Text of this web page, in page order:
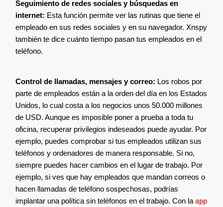
Seguimiento de redes sociales y búsquedas en
internet: Esta función permite ver las rutinas que tiene el
empleado en sus redes sociales y en su navegador. Xnspy
también te dice cuánto tiempo pasan tus empleados en el
teléfono.
Control de llamadas, mensajes y correo: Los robos por
parte de empleados están a la orden del día en los Estados
Unidos, lo cual costa a los negocios unos 50.000 millones
de USD. Aunque es imposible poner a prueba a toda tu
oficina, recuperar privilegios indeseados puede ayudar. Por
ejemplo, puedes comprobar si tus empleados utilizan sus
teléfonos y ordenadores de manera responsable. Si no,
siempre puedes hacer cambios en el lugar de trabajo. Por
ejemplo, si ves que hay empleados que mandan correos o
hacen llamadas de teléfono sospechosas, podrías
implantar una política sin teléfonos en el trabajo. Con la app